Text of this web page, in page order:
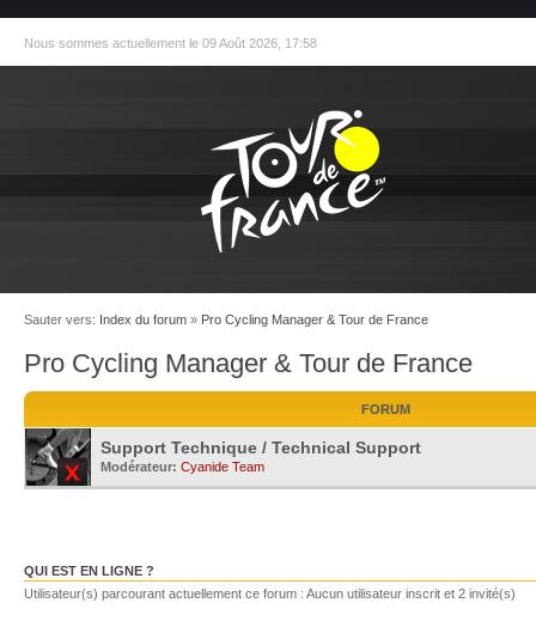
Nous sommes actuellement le 09 Août 2026, 17:58
Sauter vers: Index du forum » Pro Cycling Manager & Tour de France
Pro Cycling Manager & Tour de France
FORUM
Support Technique / Technical Support
Modérateur: Cyanide Team
QUI EST EN LIGNE ?
Utilisateur(s) parcourant actuellement ce forum : Aucun utilisateur inscrit et 2 invité(s)